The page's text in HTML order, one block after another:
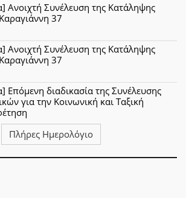
Ανοιχτή Συνέλευση της Κατάληψης
37
Ανοιχτή Συνέλευση της Κατάληψης
37
Επόμενη διαδικασία της Συνέλευσης
για την Κοινωνική και Ταξική
Πλήρες Ημερολόγιο